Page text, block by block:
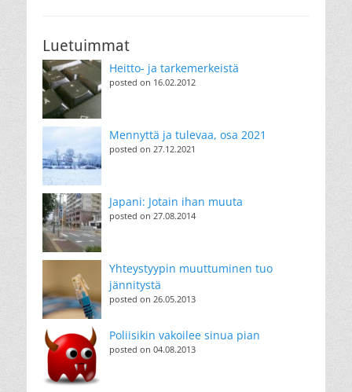
Luetuimmat
Heitto- ja tarkemerkeistä
posted on 16.02.2012
Mennyttä ja tulevaa, osa 2021
posted on 27.12.2021
Japani: Jotain ihan muuta
posted on 27.08.2014
Yhteystyypin muuttuminen tuo
jännitystä
posted on 26.05.2013
Poliisikin vakoilee sinua pian
posted on 04.08.2013